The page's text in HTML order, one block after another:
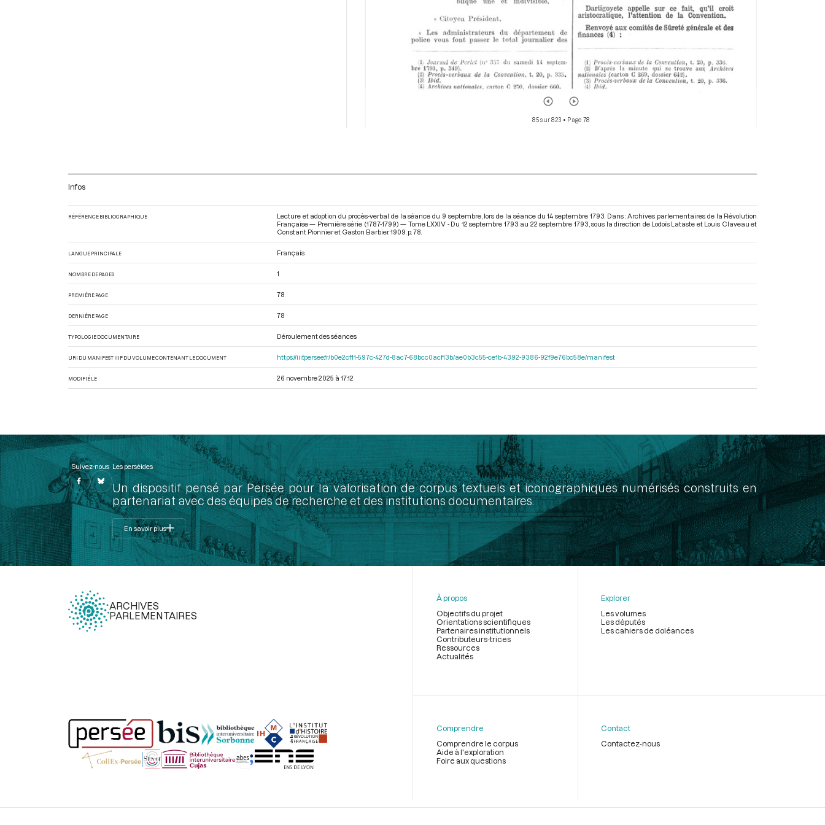
85 sur 823 • Page 78
Infos
RÉFÉRENCE BIBLIOGRAPHIQUE
Lecture et adoption du procès-verbal de la séance du 9 septembre, lors de la séance du 14 septembre 1793. Dans : Archives parlementaires de la Révolution
Française — Première série (1787-1799) — Tome LXXIV - Du 12 septembre 1793 au 22 septembre 1793 , sous la direction de Lodoïs Lataste et Louis Claveau et
Constant Pionnier et Gaston Barbier. 1909. p. 78.
LANGUE PRINCIPALE Français
NOMBRE DE PAGES 1
PREMIÈRE PAGE 78
DERNIÈRE PAGE 78
TYPOLOGIE DOCUMENTAIRE Déroulement des séances
URI DU MANIFEST IIIF DU VOLUME CONTENANT LE DOCUMENT https://iiif.persee.fr/b0e2cf11-597c-427d-8ac7-68bcc0acf13b/ae0b3c55-ce1b-4392-9386-92f9e76bc58e/manifest
MODIFIÉ LE 26 novembre 2025 à 17:12
Suivez-nous Les perséides
Un dispositif pensé par Persée pour la valorisation de corpus textuels et iconographiques numérisés construits en
partenariat avec des équipes de recherche et des institutions documentaires.
En savoir plus
ARCHIVES
PARLEMENTAIRES
page
À propos
Objectifs du projet
Orientations scientifiques
Partenaires institutionnels
Contributeurs-trices
Ressources
Actualités
Explorer
Les volumes
Les députés
Les cahiers de doléances
Comprendre
Comprendre le corpus
Aide à l'exploration
Foire aux questions
Contact
Contactez-nous
Légal